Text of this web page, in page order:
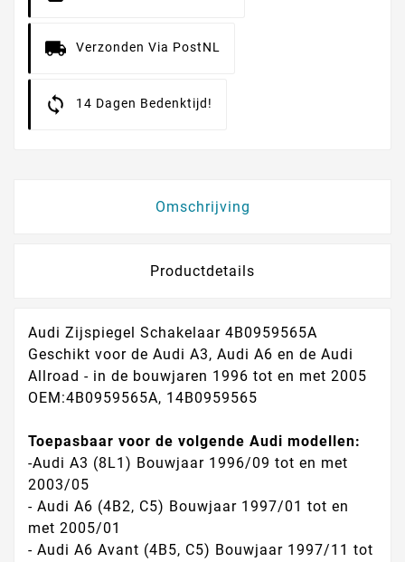
Verzonden Via PostNL
14 Dagen Bedenktijd!
Omschrijving
Productdetails
Audi Zijspiegel Schakelaar 4B0959565A
Geschikt voor de Audi A3, Audi A6 en de Audi
Allroad - in de bouwjaren 1996 tot en met 2005
OEM:4B0959565A, 14B0959565
Toepasbaar voor de volgende Audi modellen:
-Audi A3 (8L1) Bouwjaar 1996/09 tot en met
2003/05
- Audi A6 (4B2, C5) Bouwjaar 1997/01 tot en
met 2005/01
- Audi A6 Avant (4B5, C5) Bouwjaar 1997/11 tot